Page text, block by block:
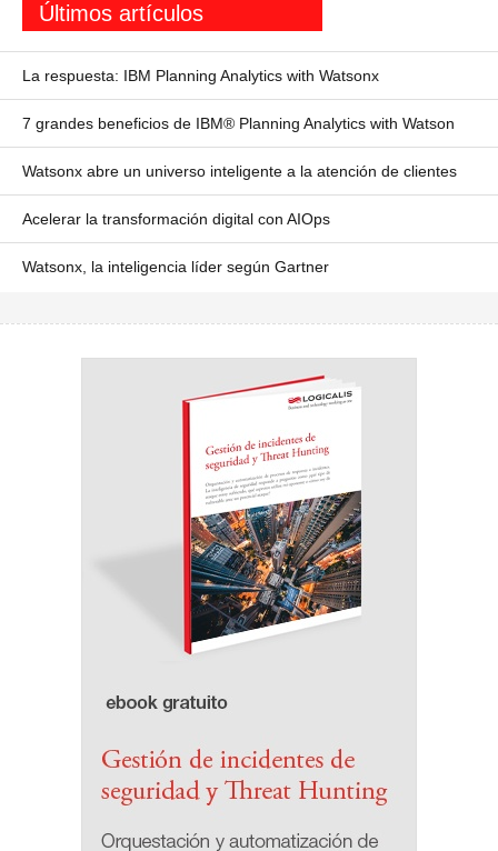
Últimos artículos
La respuesta: IBM Planning Analytics with Watsonx
7 grandes beneficios de IBM® Planning Analytics with Watson
Watsonx abre un universo inteligente a la atención de clientes
Acelerar la transformación digital con AIOps
Watsonx, la inteligencia líder según Gartner